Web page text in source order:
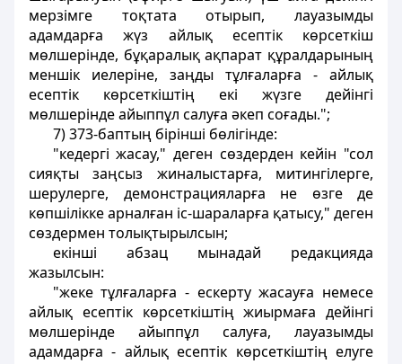
мерзiмге тоқтата отырып, лауазымды
адамдарға жүз айлық есептiк көрсеткiш
мөлшерiнде, бұқаралық ақпарат құралдарының
меншiк иелерiне, заңды тұлғаларға - айлық
есептiк көрсеткiштiң екi жүзге дейiнгi
мөлшерiнде айыппұл салуға әкеп соғады.";
7) 373-баптың бiрiншi бөлiгiнде:
"кедергi жасау," деген сөздерден кейiн "сол
сияқты заңсыз жиналыстарға, митингiлерге,
шерулерге, демонстрацияларға не өзге де
көпшiлiкке арналған iс-шараларға қатысу," деген
сөздермен толықтырылсын;
екiншi абзац мынадай редакцияда
жазылсын:
"жеке тұлғаларға - ескерту жасауға немесе
айлық есептiк көрсеткiштің жиырмаға дейiнгi
мөлшерiнде айыппұл салуға, лауазымды
адамдарға - айлық есептiк көрсеткiштiң елуге